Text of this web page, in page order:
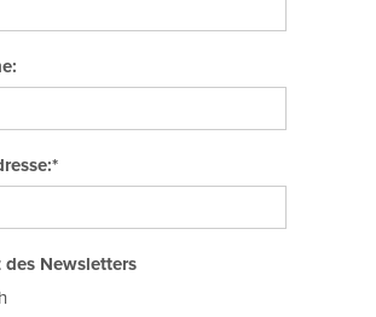
des Newsletters